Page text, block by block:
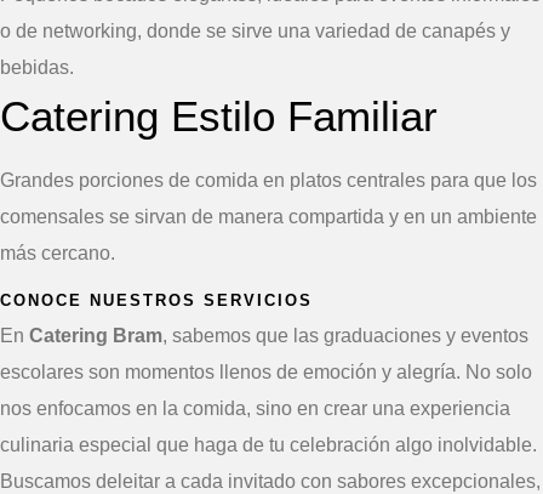
o de networking, donde se sirve una variedad de canapés y
bebidas.
Catering Estilo Familiar
Grandes porciones de comida en platos centrales para que los
comensales se sirvan de manera compartida y en un ambiente
más cercano.
CONOCE NUESTROS SERVICIOS
En Catering Bram, sabemos que las graduaciones y eventos
escolares son momentos llenos de emoción y alegría. No solo
nos enfocamos en la comida, sino en crear una experiencia
culinaria especial que haga de tu celebración algo inolvidable.
Buscamos deleitar a cada invitado con sabores excepcionales,